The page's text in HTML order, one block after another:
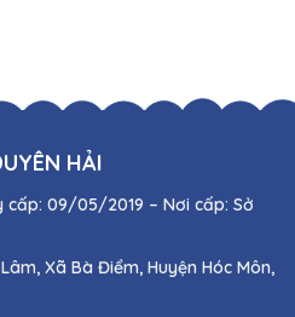
HẢI
cấp: 09/05/2019 – Nơi cấp: Sở
Xã Bà Điểm, Huyện Hóc Môn,